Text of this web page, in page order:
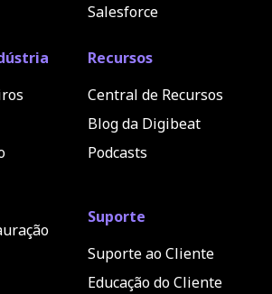
Salesforce
Recursos
Central de Recursos
Blog da Digibeat
Podcasts
Suporte
Suporte ao Cliente
Educação do Cliente